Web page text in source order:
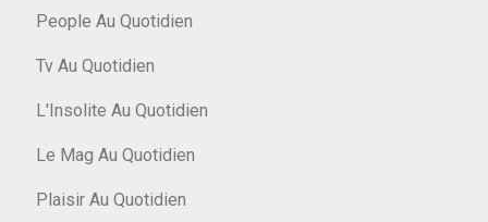
People Au Quotidien
Tv Au Quotidien
L'Insolite Au Quotidien
Le Mag Au Quotidien
Plaisir Au Quotidien